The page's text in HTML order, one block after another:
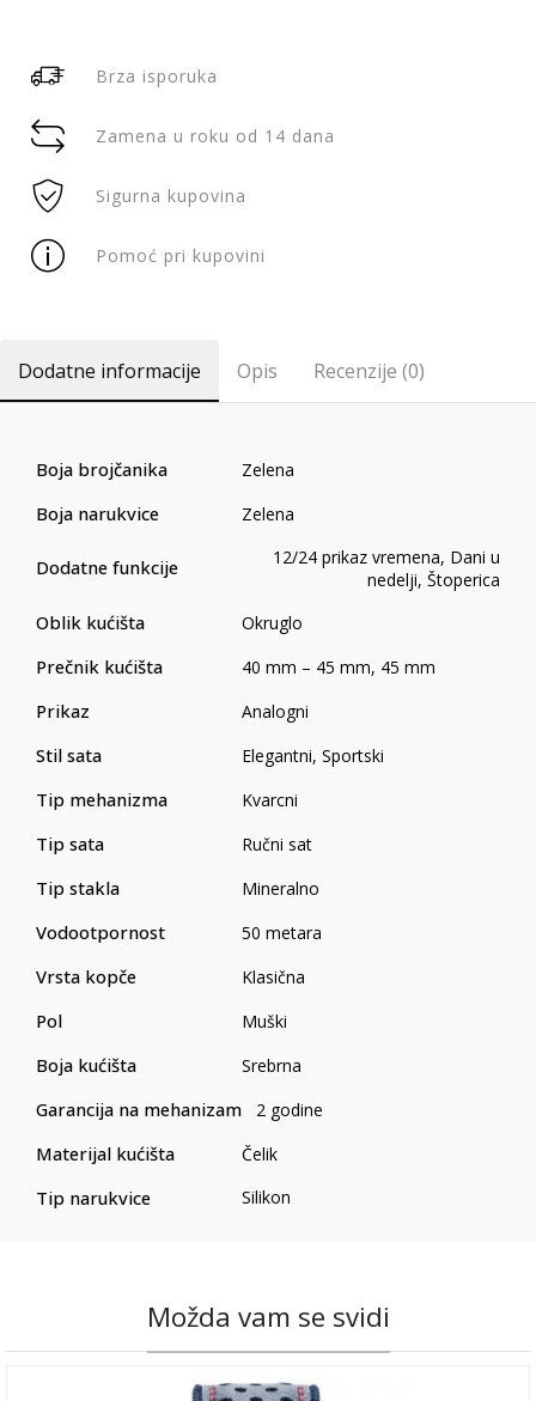
Brza isporuka
Zamena u roku od 14 dana
Sigurna kupovina
Pomoć pri kupovini
Dodatne informacije Opis Recenzije (0)
Boja brojčanika Zelena
Boja narukvice Zelena
Dodatne funkcije 12/24 prikaz vremena, Dani u
nedelji, Štoperica
Oblik kućišta Okruglo
Prečnik kućišta 40 mm – 45 mm, 45 mm
Prikaz Analogni
Stil sata Elegantni, Sportski
Tip mehanizma Kvarcni
Tip sata Ručni sat
Tip stakla Mineralno
Vodootpornost 50 metara
Vrsta kopče Klasična
Pol Muški
Boja kućišta Srebrna
Garancija na mehanizam 2 godine
Materijal kućišta Čelik
Tip narukvice Silikon
Možda vam se svidi